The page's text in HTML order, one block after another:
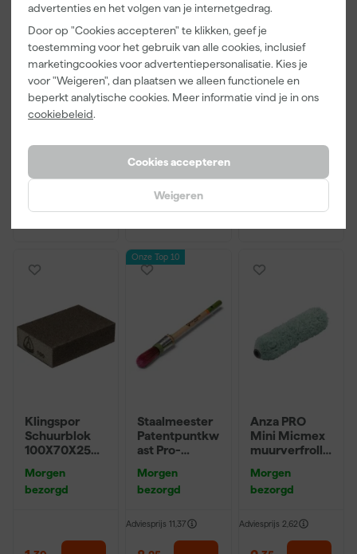
advertenties en het volgen van je internetgedrag.
Door op "Cookies accepteren" te klikken, geef je
toestemming voor het gebruik van alle cookies, inclusief
marketingcookies voor advertentiepersonalisatie. Kies je
voor "Weigeren", dan plaatsen we alleen functionele en
beperkt analytische cookies. Meer informatie vind je in ons
cookiebeleid.
Cookies accepteren
Weigeren
Little Greene
Absolute Matt
- op kleur
gemengd -
Morgen
13
3308-24
Washi Tec
x 50m
Go!Paint Roll
And Go
Verfbak -
Inzetbakken
Klingspor
Schuurblok
100X70X25m
P220
Morgen
bezorgd
Onze Top 10
Staalmeester
Patentpuntkw
ast Pro-
10 (2cm)
Morgen
bezorgd
Adviesprijs 11,37
Anza PRO
Mini Micmex
muurverfrolle
Morgen
bezorgd
Adviesprijs 2,62